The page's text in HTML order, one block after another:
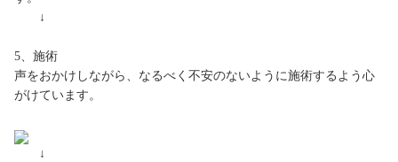
↓
5、施術
声をおかけしながら、なるべく不安のないように施術するよう心
がけています。
↓